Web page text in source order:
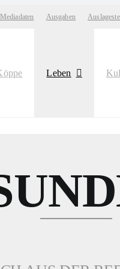
Mediadaten Ausgaben
Leben